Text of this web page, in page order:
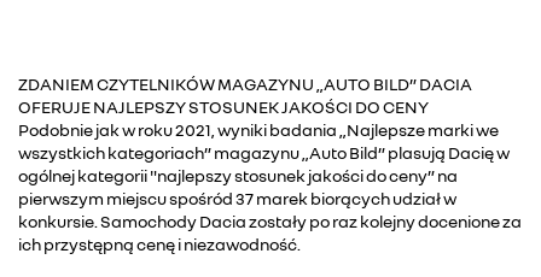
ZDANIEM CZYTELNIKÓW MAGAZYNU „AUTO BILD” DACIA
OFERUJE NAJLEPSZY STOSUNEK JAKOŚCI DO CENY
Podobnie jak w roku 2021, wyniki badania „Najlepsze marki we
wszystkich kategoriach” magazynu „Auto Bild” plasują Dacię w
ogólnej kategorii "najlepszy stosunek jakości do ceny” na
pierwszym miejscu spośród 37 marek biorących udział w
konkursie. Samochody Dacia zostały po raz kolejny docenione za
ich przystępną cenę i niezawodność.